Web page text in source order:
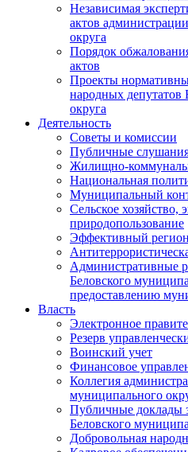
Независимая
актов
округа
Порядок
актов
Проекты
народных депутатов
округа
Деятельность
Советы и комиссии
Публичные
Жилищно-
Национальная
Муниципальный
Сельское хозяйство,
природопользование
Эффективный регион
Административные
Беловского
предоставлению
Власть
Электронное
Резерв
Воинский учет
Финансовое
Коллегия
муниципального
Публичные доклады
Беловского
Добровольная